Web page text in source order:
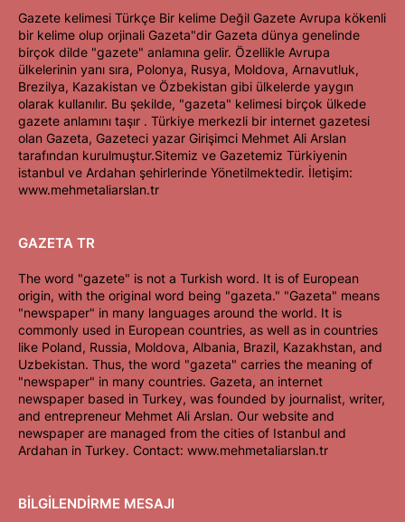
Gazete kelimesi Türkçe Bir kelime Değil Gazete Avrupa kökenli
bir kelime olup orjinali Gazeta"dir Gazeta dünya genelinde
birçok dilde "gazete" anlamına gelir. Özellikle Avrupa
ülkelerinin yanı sıra, Polonya, Rusya, Moldova, Arnavutluk,
Brezilya, Kazakistan ve Özbekistan gibi ülkelerde yaygın
olarak kullanılır. Bu şekilde, "gazeta" kelimesi birçok ülkede
gazete anlamını taşır . Türkiye merkezli bir internet gazetesi
olan Gazeta, Gazeteci yazar Girişimci Mehmet Ali Arslan
tarafından kurulmuştur.Sitemiz ve Gazetemiz Türkiyenin
istanbul ve Ardahan şehirlerinde Yönetilmektedir. İletişim:
www.mehmetaliarslan.tr
GAZETA TR
The word "gazete" is not a Turkish word. It is of European
origin, with the original word being "gazeta." "Gazeta" means
"newspaper" in many languages around the world. It is
commonly used in European countries, as well as in countries
like Poland, Russia, Moldova, Albania, Brazil, Kazakhstan, and
Uzbekistan. Thus, the word "gazeta" carries the meaning of
"newspaper" in many countries. Gazeta, an internet
newspaper based in Turkey, was founded by journalist, writer,
and entrepreneur Mehmet Ali Arslan. Our website and
newspaper are managed from the cities of Istanbul and
Ardahan in Turkey. Contact: www.mehmetaliarslan.tr
BİLGİLENDİRME MESAJI